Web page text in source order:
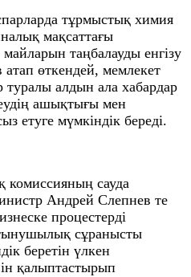
тұрмыстық химия
мақсаттағы
таңбалауды енгізу
атап өткендей, мемлекет
туралы алдын ала хабардар
ашықтығы мен
етуге мүмкіндік береді.
комиссияның сауда
Андрей Слепнев те
процестерді
сұранысты
беретін үлкен
қалыптастырып